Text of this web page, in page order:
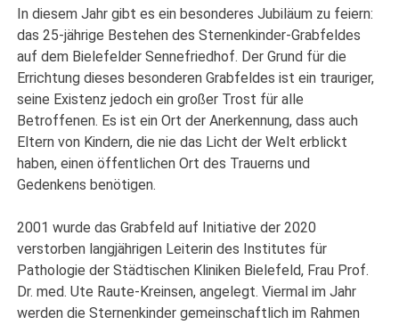
In diesem Jahr gibt es ein besonderes Jubiläum zu feiern:
das 25-jährige Bestehen des Sternenkinder-Grabfeldes
auf dem Bielefelder Sennefriedhof. Der Grund für die
Errichtung dieses besonderen Grabfeldes ist ein trauriger,
seine Existenz jedoch ein großer Trost für alle
Betroffenen. Es ist ein Ort der Anerkennung, dass auch
Eltern von Kindern, die nie das Licht der Welt erblickt
haben, einen öffentlichen Ort des Trauerns und
Gedenkens benötigen.
2001 wurde das Grabfeld auf Initiative der 2020
verstorben langjährigen Leiterin des Institutes für
Pathologie der Städtischen Kliniken Bielefeld, Frau Prof.
Dr. med. Ute Raute-Kreinsen, angelegt. Viermal im Jahr
werden die Sternenkinder gemeinschaftlich im Rahmen